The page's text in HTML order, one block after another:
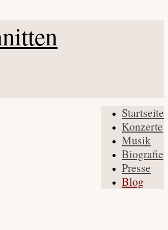
Startseite
Konzerte
Musik
Biografie
Presse
Blog